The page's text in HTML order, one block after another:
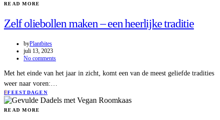
READ MORE
Zelf oliebollen maken – een heerlijke traditie
byPlantbites
juli 13, 2023
No comments
Met het einde van het jaar in zicht, komt een van de meest geliefde tradities
weer naar voren:…
FFEESTDAGEN
READ MORE